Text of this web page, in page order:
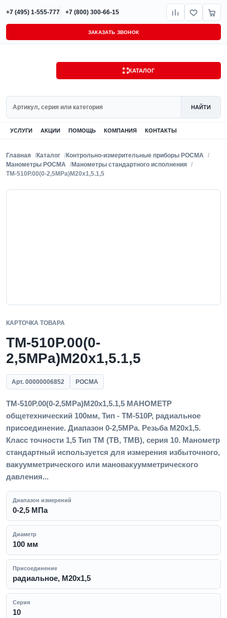
+7 (495) 1-555-777 +7 (800) 300-66-15
ЗАКАЗАТЬ ЗВОНОК
КАТАЛОГ
НАЙТИ
УСЛУГИ АКЦИИ ПОМОЩЬ КОМПАНИЯ КОНТАКТЫ
Главная Каталог
Контрольно-измерительные приборы РОСМА
Манометры РОСМА
Манометры стандартного исполнения
ТМ-510Р.00(0-2,5MPa)M20x1,5.1,5
КАРТОЧКА ТОВАРА
ТМ-510Р.00(0-
2,5MPa)M20x1,5.1,5
Арт. 00000006852 РОСМА
ТМ-510Р.00(0-2,5MPa)M20x1,5.1,5 МАНОМЕТР
общетехнический 100мм, Тип - ТМ-510Р, радиальное
присоединение. Диапазон 0-2,5MPa. Резьба M20x1,5.
Класс точности 1,5 Тип ТМ (ТВ, ТМВ), серия 10. Манометр
стандартный используется для измерения избыточного,
вакуумметрического или мановакуумметрического
давления...
Диапазон измерений
0-2,5 МПа
Диаметр
100 мм
Присоединение
радиальное, M20x1,5
Серия
10